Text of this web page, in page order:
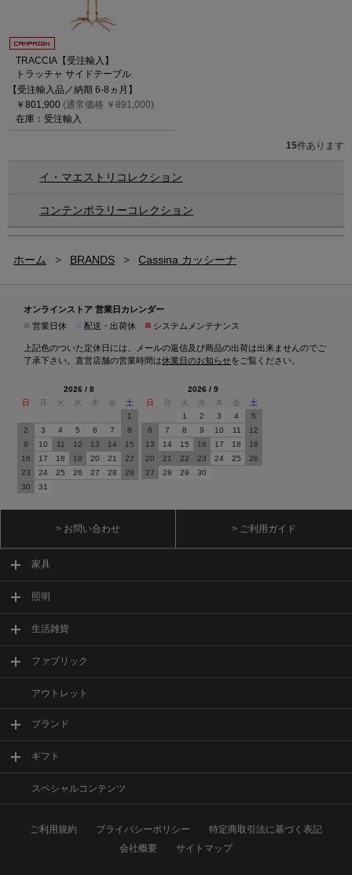
TRACCIA【受注輸入】
トラッチャ サイドテーブル
【受注輸入品／納期 6-8ヵ月】
￥801,900 (通常価格 ￥891,000)
在庫：受注輸入
15件あります
イ・マエストリコレクション
コンテンポラリーコレクション
ホーム > BRANDS > Cassina カッシーナ
オンラインストア 営業日カレンダー
営業日休 配送・出荷休 ■ システムメンテナンス
上記色のついた定休日には、メールの返信及び商品の出荷は出来ませんのでご
了承下さい。直営店舗の営業時間は休業日のお知らせをご覧ください。
2026 / 8
日
月 火 水 木 金
土
1
2
3 4 5 6 7
8
9
10 11 12 13 14
15
16
17 18 19 20 21
22
23
24 25 26 27 28
29
30
31
2026 / 9
日
月 火 水 木 金
土
1
2 3 4
5
6
7 8 9 10 11
12
13
14 15 16 17 18
19
20
21 22 23 24 25
26
27
28 29 30
> お問い合わせ > ご利用ガイド
家具
照明
生活雑貨
ファブリック
アウトレット
ブランド
ギフト
スペシャルコンテンツ
ご利用規約 プライバシーポリシー
特定商取引法に基づく表記
会社概要
サイトマップ